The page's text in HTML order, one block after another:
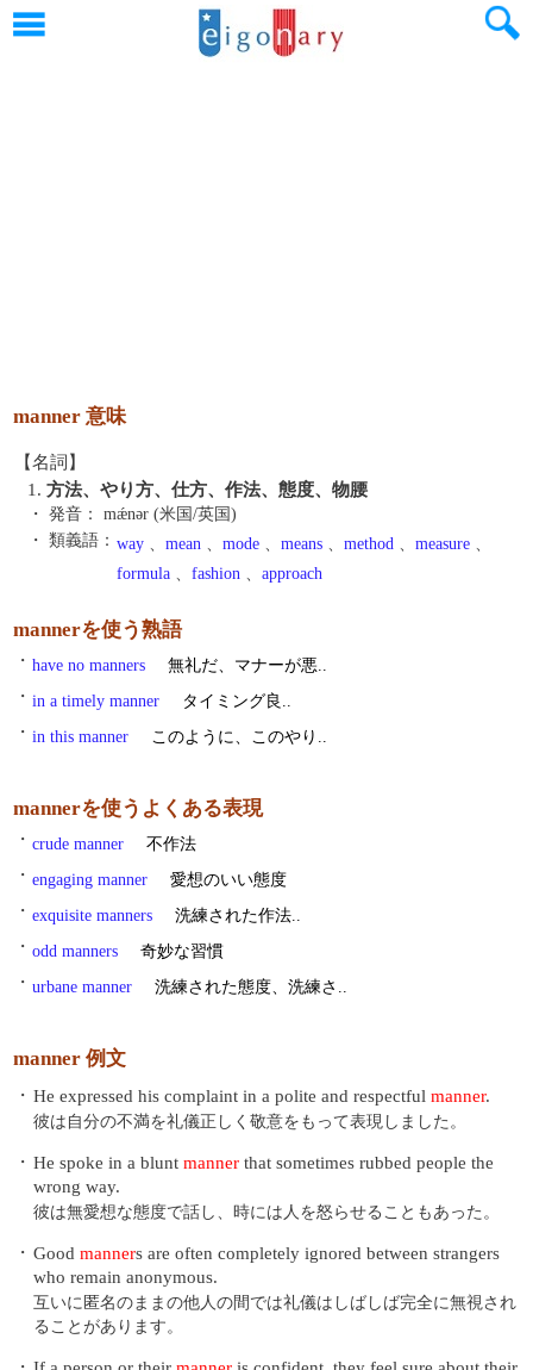
manner 意味
【名詞】
1. 方法、やり方、仕方、作法、態度、物腰
・ 発音：
mǽnər (米国/英国)
・ 類義語： way 、 mean 、 mode 、 means 、 method 、 measure 、
formula 、 fashion 、 approach
mannerを使う熟語
・ have no manners
無礼だ、マナーが悪..
・ in a timely manner
タイミング良..
・ in this manner このように、このやり..
mannerを使うよくある表現
・ crude manner
不作法
・ engaging manner
愛想のいい態度
・ exquisite manners
洗練された作法..
・ odd manners
奇妙な習慣
・ urbane manner 洗練された態度、洗練さ..
manner 例文
・ He expressed his complaint in a polite and respectful manner.
彼は自分の不満を礼儀正しく敬意をもって表現しました。
・ He spoke in a blunt manner that sometimes rubbed people the
wrong way.
彼は無愛想な態度で話し、時には人を怒らせることもあった。
・ Good manners are often completely ignored between strangers
who remain anonymous.
互いに匿名のままの他人の間では礼儀はしばしば完全に無視され
ることがあります。